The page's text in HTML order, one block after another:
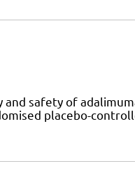
safety of
placebo-